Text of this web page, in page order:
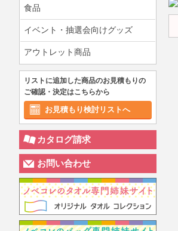
食品
イベント・抽選会向けグッズ
アウトレット商品
リストに追加した商品のお見積もりの
ご確認・決定はこちらから
お見積もり検討リストへ
カタログ請求
お問い合わせ